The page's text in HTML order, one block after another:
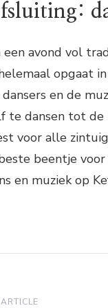
een avond vol
opgaat
en de
te dansen tot de
voor alle
beentje
en muziek op